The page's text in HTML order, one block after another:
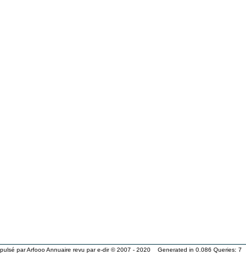
par Arfooo Annuaire revu par e-dir © 2007 - 2020 Generated in 0.086 Queries: 7